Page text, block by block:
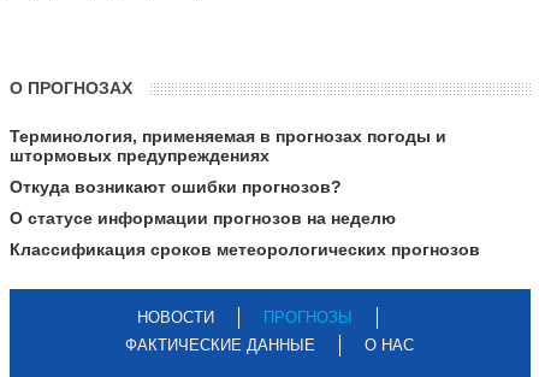
О ПРОГНОЗАХ
Терминология, применяемая в прогнозах погоды и
штормовых предупреждениях
Откуда возникают ошибки прогнозов?
О статусе информации прогнозов на неделю
Классификация сроков метеорологических прогнозов
НОВОСТИ
ПРОГНОЗЫ
ФАКТИЧЕСКИЕ ДАННЫЕ
О НАС